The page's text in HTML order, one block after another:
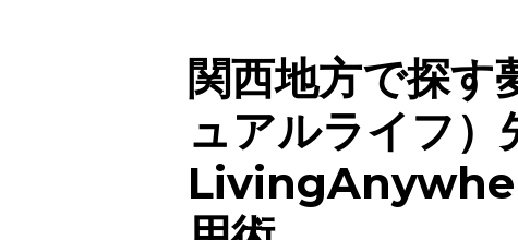
関西地方で探す
ュアルライフ）